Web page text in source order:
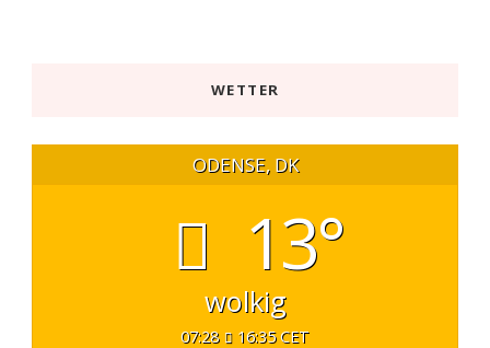
WETTER
ODENSE, DK
13°
wolkig
07:28 16:35 CET